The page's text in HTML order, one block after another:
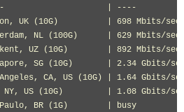
| ----
UK (10G)          | 698
NL (100G)      | 629
UZ (10G)        | 892
SG (10G)       | 2.34
CA, US (10G) | 1.64
NY, US (10G)         | 1.08
Paulo, BR (1G)        | busy